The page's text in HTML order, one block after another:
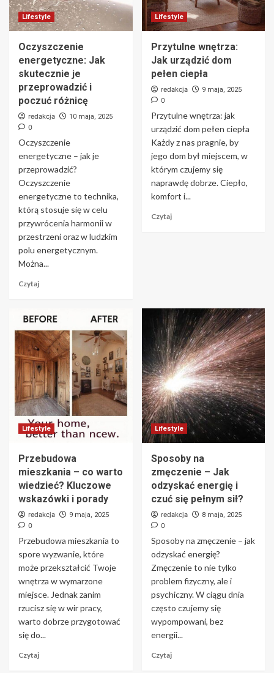
Lifestyle
Oczyszczenie
energetyczne: Jak
skutecznie je
przeprowadzić i
poczuć różnicę
redakcja 10 maja, 2025
0
Oczyszczenie
energetyczne – jak je
przeprowadzić?
Oczyszczenie
energetyczne to technika,
którą stosuje się w celu
przywrócenia harmonii w
przestrzeni oraz w ludzkim
polu energetycznym.
Można...
Czytaj
Lifestyle
Przytulne wnętrza:
Jak urządzić dom
pełen ciepła
redakcja 9 maja, 2025
0
Przytulne wnętrza: jak
urządzić dom pełen ciepła
Każdy z nas pragnie, by
jego dom był miejscem, w
którym czujemy się
naprawdę dobrze. Ciepło,
komfort i...
Czytaj
Lifestyle
Przebudowa
mieszkania – co warto
wiedzieć? Kluczowe
wskazówki i porady
redakcja 9 maja, 2025
0
Przebudowa mieszkania to
spore wyzwanie, które
może przekształcić Twoje
wnętrza w wymarzone
miejsce. Jednak zanim
rzucisz się w wir pracy,
warto dobrze przygotować
się do...
Czytaj
Lifestyle
Sposoby na
zmęczenie – Jak
odzyskać energię i
czuć się pełnym sił?
redakcja 8 maja, 2025
0
Sposoby na zmęczenie – jak
odzyskać energię?
Zmęczenie to nie tylko
problem fizyczny, ale i
psychiczny. W ciągu dnia
często czujemy się
wypompowani, bez
energii...
Czytaj